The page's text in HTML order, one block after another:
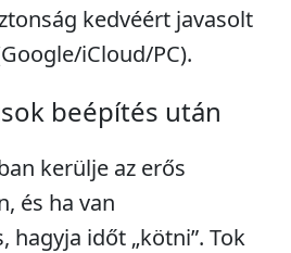
kedvéért javasolt
iCloud/PC).
beépítés után
kerülje az erős
és ha van
hagyja időt „kötni”. Tok